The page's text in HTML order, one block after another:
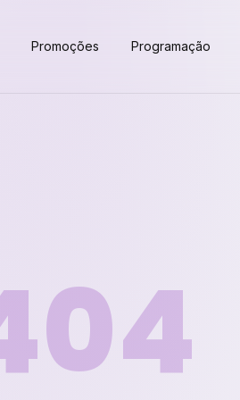
Promoções Programação